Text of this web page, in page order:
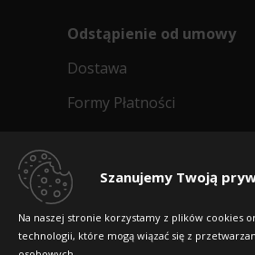
Szanujemy Twoją
Na naszej stronie korzystamy z plików cookies
technologii, które mogą wiązać się z
Odstąpienie od umowy
Dostawa
Formy Płatności
Dlaczego warto kupić w
Raty